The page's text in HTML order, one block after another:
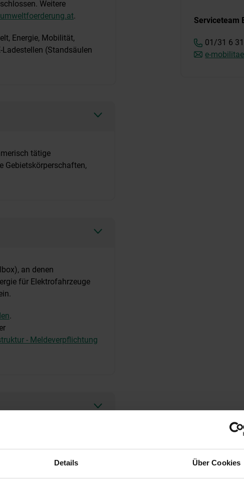
Details Über Cookies
Weitere
.
Energie, Mobilität,
(Standsäulen
tätige
Gebietskörperschaften,
an denen
für Elektrofahrzeuge
.
- Meldeverpflichtung
Serviceteam
01/31 6
e-